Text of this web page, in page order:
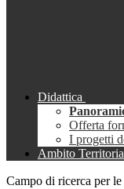
Didattica
Offerta
I progetti
Ambito
Campo di ricerca per